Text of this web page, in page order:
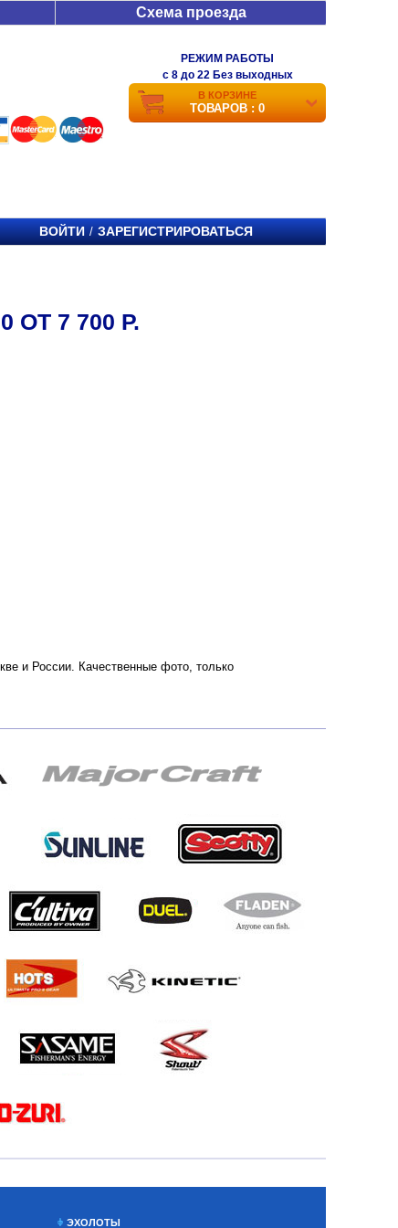
Схема проезда
РЕЖИМ РАБОТЫ
c 8 до 22 Без выходных
В КОРЗИНЕ
ТОВАРОВ : 0
ВОЙТИ / ЗАРЕГИСТРИРОВАТЬСЯ
ОТ 7 700 Р.
и России. Качественные фото, только
ЭХОЛОТЫ